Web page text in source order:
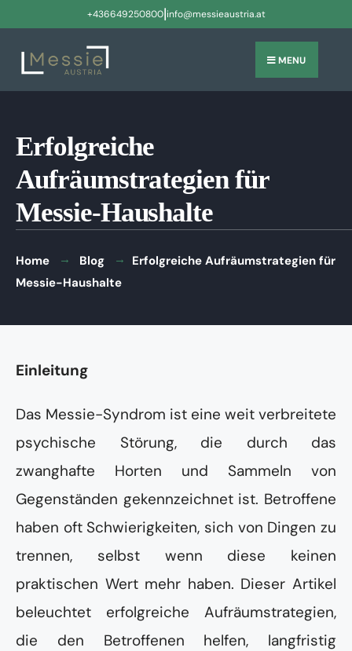
+436649250800|info@messieaustria.at
MENU
Erfolgreiche
Aufräumstrategien für
Messie-Haushalte
Home Blog
Erfolgreiche Aufräumstrategien für
Messie-Haushalte
Einleitung
Das Messie-Syndrom ist eine weit verbreitete
psychische Störung, die durch das
zwanghafte Horten und Sammeln von
Gegenständen gekennzeichnet ist. Betroffene
haben oft Schwierigkeiten, sich von Dingen zu
trennen, selbst wenn diese keinen
praktischen Wert mehr haben. Dieser Artikel
beleuchtet erfolgreiche Aufräumstrategien,
die den Betroffenen helfen, langfristig